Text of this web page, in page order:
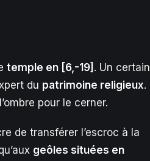
temple en [6,-19] . Un certain
du patrimoine religieux.
pour le cerner.
de transférer l’escroc à la
geôles situées en